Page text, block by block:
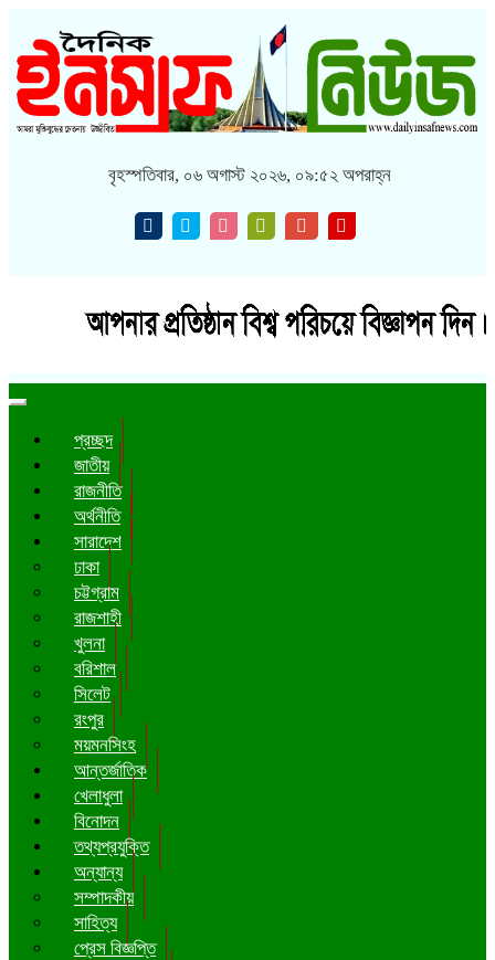
বৃহস্পতিবার, ০৬ অগাস্ট ২০২৬, ০৯:৫২ অপরাহ্ন
Toggle
প্রচ্ছদ
জাতীয়
রাজনীতি
অর্থনীতি
সারাদেশ
ঢাকা
চট্টগ্রাম
রাজশাহী
খুলনা
বরিশাল
সিলেট
রংপুর
ময়মনসিংহ
আন্তর্জাতিক
খেলাধুলা
বিনোদন
তথ্যপ্রযুক্তি
অন্যান্য
সম্পাদকীয়
সাহিত্য
প্রেস বিজ্ঞপ্তি